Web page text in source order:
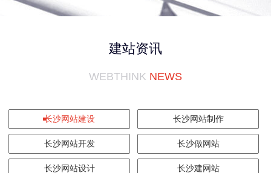
建站资讯
WEBTHINK NEWS
长沙网站建设 长沙网站制作
长沙网站开发 长沙做网站
长沙网站设计 长沙建网站